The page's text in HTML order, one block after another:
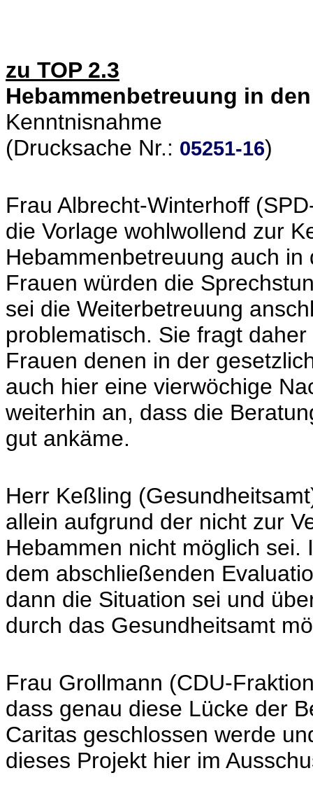
zu TOP 2.3
Hebammenbetreuung in
Kenntnisnahme
(Drucksache Nr.: 05251-16)
Frau Albrecht-Winterhoff
die Vorlage wohlwollend zur
Hebammenbetreuung auch
Frauen würden die
sei die Weiterbetreuung
problematisch. Sie fragt
Frauen denen in der
auch hier eine vierwöchige
weiterhin an, dass die
gut ankäme.
Herr Keßling
allein aufgrund der nicht zur
Hebammen nicht möglich
dem abschließenden
dann die Situation sei und
durch das Gesundheitsamt
Frau Grollmann (CDU-
dass genau diese Lücke der
Caritas geschlossen werde
dieses Projekt hier im